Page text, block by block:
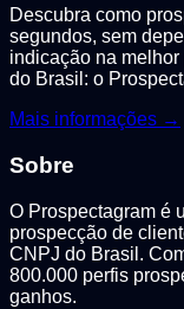
Descubra como
segundos, sem
indicação na
do Brasil: o
Mais informações →
Sobre
O Prospectagram é
prospecção de
CNPJ do Brasil.
800.000 perfis
ganhos.